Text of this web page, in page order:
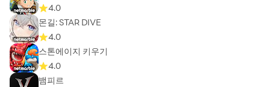
4.0
몬길: STAR DIVE
4.0
스톤에이지 키우기
4.0
뱀피르